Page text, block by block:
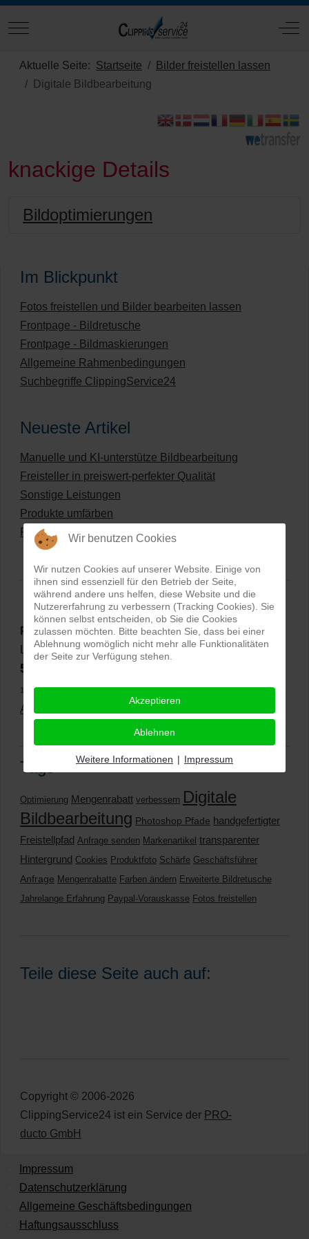
Mobile Menu Toggle Off-
Aktuelle Seite: Startseite
Bilder freistellen lassen
Digitale Bildbearbeitung
knackige Details
Bildoptimierungen
Im Blickpunkt
Fotos freistellen und Bilder bearbeiten lassen
Frontpage - Bildretusche
Frontpage - Bildmaskierungen
Allgemeine Rahmenbedingungen
Suchbegriffe ClippingService24
Neueste Artikel
Manuelle und KI-unterstütze Bildbearbeitung
Freisteller in preiswert-perfekter Qualität
Sonstige Leistungen
Produkte umfärben
Preisliste für digitale Bildbearbeitung
PRO-ducto GmbH , Fotografie und Bildbearbeitung in
Lichtenau
5,0
11.01.2026)
Alle Rezensionen ansehen
Tags
Optimierung Mengenrabatt verbessern Digitale
Bildbearbeitung Photoshop Pfade handgefertigter
Freistellpfad Anfrage senden Markenartikel transparenter
Hintergrund Cookies Produktfoto Schärfe Geschäftsführer
Anfrage Mengenrabatte Farben ändern Erweiterte Bildretusche
Jahrelange Erfahrung Paypal-Vorauskasse Fotos freistellen
Teile diese Seite auch auf:
Copyright © 2006-2026
ClippingService24 ist ein Service der PRO-
ducto GmbH
Impressum
Datenschutzerklärung
Allgemeine Geschäftsbedingungen
Haftungsausschluss
Wir benutzen Cookies
Wir nutzen Cookies auf unserer Website. Einige von
ihnen sind essenziell für den Betrieb der Seite,
während andere uns helfen, diese Website und die
Nutzererfahrung zu verbessern (Tracking Cookies). Sie
können selbst entscheiden, ob Sie die Cookies
zulassen möchten. Bitte beachten Sie, dass bei einer
Ablehnung womöglich nicht mehr alle Funktionalitäten
der Seite zur Verfügung stehen.
Akzeptieren
Ablehnen
Weitere Informationen | Impressum